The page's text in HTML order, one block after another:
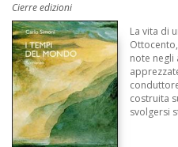
Cierre edizioni
La vita di
note negli
costruita
svolgersi